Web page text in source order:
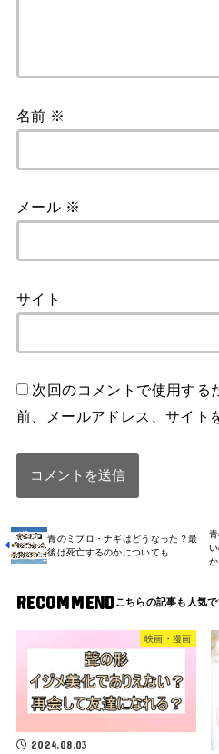
名前 ※
メール ※
サイト
次回のコメントで使用する
前、メールアドレス、サイト
青のミブロ・ナギはどうなった？最
後は死亡するのかについても
か
RECOMMEND
映画・漫画
2024.08.03